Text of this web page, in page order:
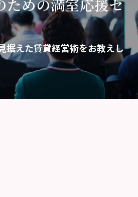
ための満室応援セ
据えた賃貸経営術をお教えし